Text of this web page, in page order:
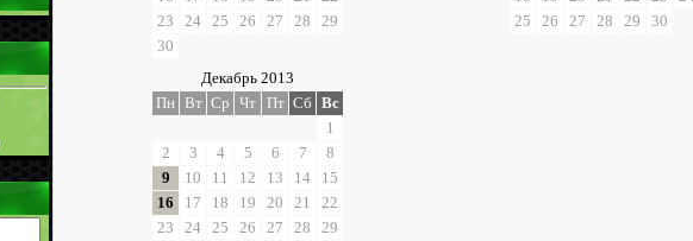
23
24 25 26 27 28
29
30
25
26 27 28 29 30
Декабрь 2013
Пн Вт Ср Чт Пт Сб Вс
1
2
3 4 5 6 7
8
9
10 11 12 13 14
15
16
17 18 19 20 21
22
23
24 25 26 27 28
29